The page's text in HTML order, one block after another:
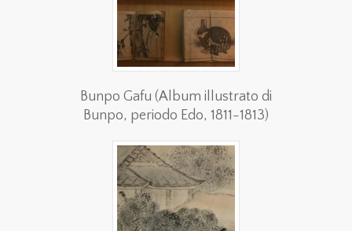
Bunpo Gafu (Album illustrato di
Bunpo, periodo Edo, 1811-1813)